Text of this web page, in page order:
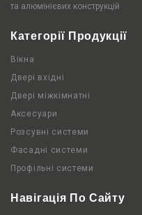
та алюмінієвих конструкцій
Категорії Продукції
Вікна
Двері вхідні
Двері міжкімнатні
Аксесуари
Розсувні системи
Фасадні системи
Профільні системи
Навігація По Сайту